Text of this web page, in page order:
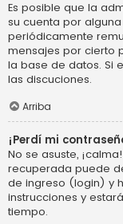
Es posible que la
su cuenta por
periódicamente
mensajes por cierto
la base de datos. Si
las discuciones.
Arriba
¡Perdí mi
No se asuste,
recuperada puede
de ingreso (login) y
instrucciones y
tiempo.